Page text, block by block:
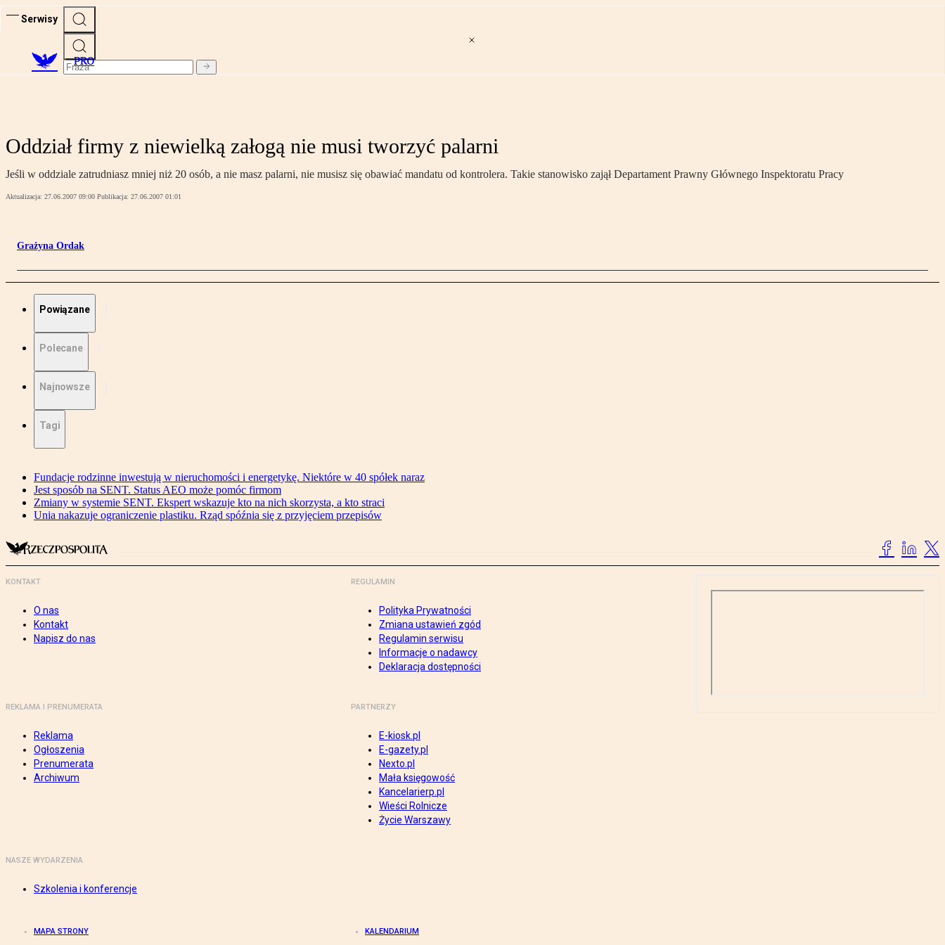
Serwisy
PRO
Oddział firmy z niewielką załogą nie musi tworzyć palarni
Jeśli w oddziale zatrudniasz mniej niż 20 osób, a nie masz palarni, nie musisz się obawiać mandatu od kontrolera. Takie stanowisko zajął Departament Prawny Głównego Inspektoratu Pracy
Aktualizacja: 27.06.2007 09:00 Publikacja: 27.06.2007 01:01
Grażyna Ordak
Powiązane
Polecane
Najnowsze
Tagi
Fundacje rodzinne inwestują w nieruchomości i energetykę. Niektóre w 40 spółek naraz
Jest sposób na SENT. Status AEO może pomóc firmom
Zmiany w systemie SENT. Ekspert wskazuje kto na nich skorzysta, a kto straci
Unia nakazuje ograniczenie plastiku. Rząd spóźnia się z przyjęciem przepisów
KONTAKT
O nas
Kontakt
Napisz do nas
REGULAMIN
Polityka Prywatności
Zmiana ustawień zgód
Regulamin serwisu
Informacje o nadawcy
Deklaracja dostępności
REKLAMA I PRENUMERATA
Reklama
Ogłoszenia
Prenumerata
Archiwum
PARTNERZY
E-kiosk.pl
E-gazety.pl
Nexto.pl
Mała księgowość
Kancelarierp.pl
Wieści Rolnicze
Życie Warszawy
NASZE WYDARZENIA
Szkolenia i konferencje
MAPA STRONY KALENDARIUM